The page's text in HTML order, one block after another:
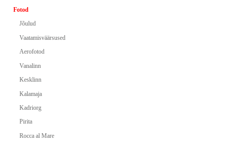
Fotod
Jõulud
Vaatamisväärsused
Aerofotod
Vanalinn
Kesklinn
Kalamaja
Kadriorg
Pirita
Rocca al Mare